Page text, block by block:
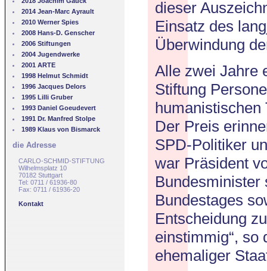
2014 Jean-Marc Ayrault
2010 Werner Spies
2008 Hans-D. Genscher
2006 Stiftungen
2004 Jugendwerke
2001 ARTE
1998 Helmut Schmidt
1996 Jacques Delors
1995 Lilli Gruber
1993 Daniel Goeudevert
1991 Dr. Manfred Stolpe
1989 Klaus von Bismarck
die Adresse
CARLO-SCHMID-STIFTUNG
Wilhelmsplatz 10
70182 Stuttgart
Tel: 0711 / 61936-80
Fax: 0711 / 61936-20
Kontakt
dieser
Einsatz des
Überwindung
Alle zwei Jahre
Stiftung
humanistischen
Der Preis
SPD-Politiker
war Präsident
Bundesminister
Bundestages
Entscheidung
einstimmig“, so
ehemaliger